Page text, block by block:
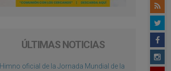
ÚLTIMAS NOTICIAS
Himno oficial de la Jornada Mundial de la